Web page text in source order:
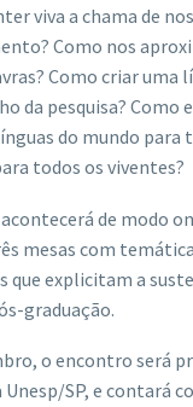
viva a chama de
Como nos
Como criar uma
da pesquisa? Como
do mundo
todos os viventes?
acontecerá de modo
mesas com
que explicitam a
graduação.
o encontro será
SP, e contará